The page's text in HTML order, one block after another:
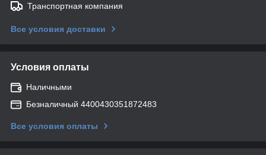
Транспортная компания
Все условия доставки
Условия оплаты
Наличными
Безналичный 4400430351872483
Все условия оплаты